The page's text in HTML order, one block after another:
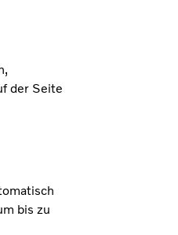
der Seite
bis zu